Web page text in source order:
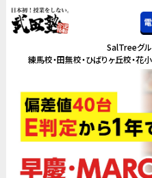
SalTreeグ
練馬校・田無校・ひばりヶ丘校・花